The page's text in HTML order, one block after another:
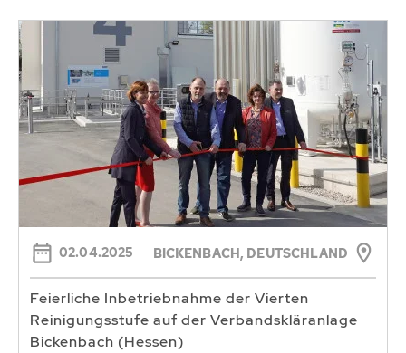
02.04.2025 BICKENBACH, DEUTSCHLAND
Feierliche Inbetriebnahme der Vierten
Reinigungsstufe auf der Verbandskläranlage
Bickenbach (Hessen)